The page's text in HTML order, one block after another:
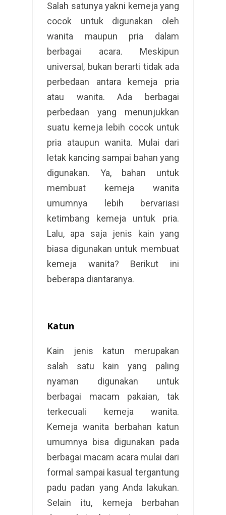
Salah satunya yakni kemeja yang
cocok untuk digunakan oleh
wanita maupun pria dalam
berbagai acara. Meskipun
universal, bukan berarti tidak ada
perbedaan antara kemeja pria
atau wanita. Ada berbagai
perbedaan yang menunjukkan
suatu kemeja lebih cocok untuk
pria ataupun wanita. Mulai dari
letak kancing sampai bahan yang
digunakan. Ya, bahan untuk
membuat kemeja wanita
umumnya lebih bervariasi
ketimbang kemeja untuk pria.
Lalu, apa saja jenis kain yang
biasa digunakan untuk membuat
kemeja wanita? Berikut ini
beberapa diantaranya.
Katun
Kain jenis katun merupakan
salah satu kain yang paling
nyaman digunakan untuk
berbagai macam pakaian, tak
terkecuali kemeja wanita.
Kemeja wanita berbahan katun
umumnya bisa digunakan pada
berbagai macam acara mulai dari
formal sampai kasual tergantung
padu padan yang Anda lakukan.
Selain itu, kemeja berbahan